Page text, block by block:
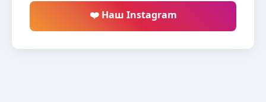
❤️ Наш Instagram